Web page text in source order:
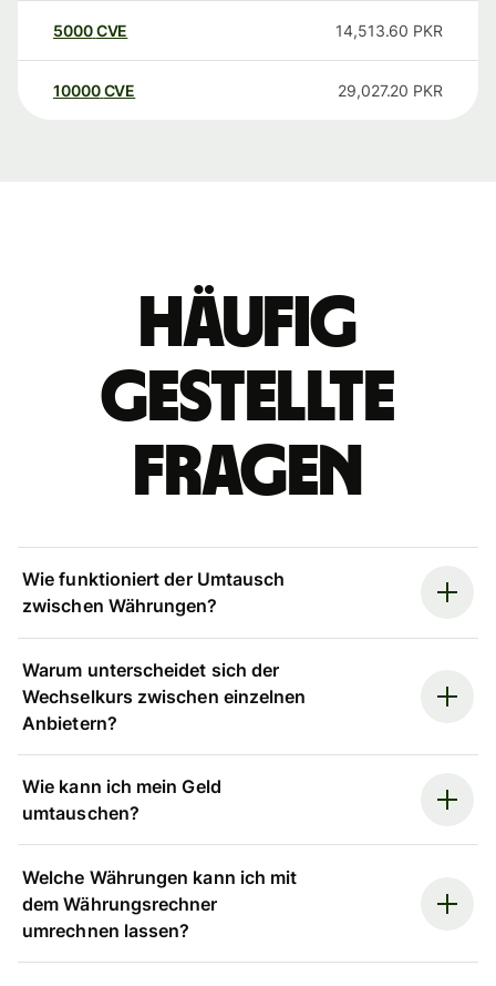
5000CVE 14,513.60 PKR
10000 CVE 29,027.20 PKR
Häufig
gestellte
Fragen
Wie funktioniert der Umtausch
zwischen Währungen?
Warum unterscheidet sich der
Wechselkurs zwischen einzelnen
Anbietern?
Wie kann ich mein Geld
umtauschen?
Welche Währungen kann ich mit
dem Währungsrechner
umrechnen lassen?